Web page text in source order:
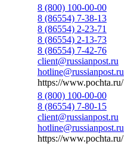
8 (800) 100-00-00
8 (86554) 7-38-13
8 (86554) 2-23-71
8 (86554) 2-13-73
8 (86554) 7-42-76
client@russianpost.ru
hotline@russianpost.ru
https://www.pochta.ru/
8 (800) 100-00-00
8 (86554) 7-80-15
client@russianpost.ru
hotline@russianpost.ru
https://www.pochta.ru/